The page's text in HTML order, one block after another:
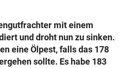
mit einem
und droht nun zu sinken.
eine Ölpest, falls das 178
sollte. Es habe 183